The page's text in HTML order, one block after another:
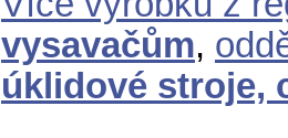
vysavačům,
úklidové stroje,